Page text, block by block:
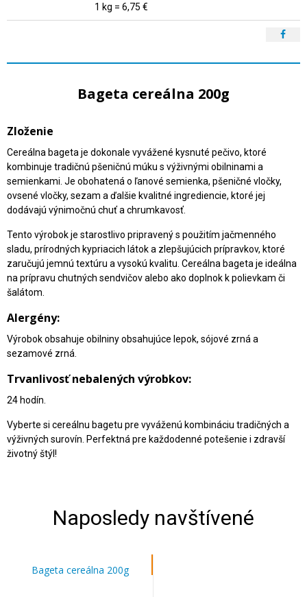
1 kg = 6,75 €
Bageta cereálna 200g
Zloženie
Cereálna bageta je dokonale vyvážené kysnuté pečivo, ktoré
kombinuje tradičnú pšeničnú múku s výživnými obilninami a
semienkami. Je obohatená o ľanové semienka, pšeničné vločky,
ovsené vločky, sezam a ďalšie kvalitné ingrediencie, ktoré jej
dodávajú výnimočnú chuť a chrumkavosť.
Tento výrobok je starostlivo pripravený s použitím jačmenného
sladu, prírodných kypriacich látok a zlepšujúcich prípravkov, ktoré
zaručujú jemnú textúru a vysokú kvalitu. Cereálna bageta je ideálna
na prípravu chutných sendvičov alebo ako doplnok k polievkam či
šalátom.
Alergény:
Výrobok obsahuje obilniny obsahujúce lepok, sójové zrná a
sezamové zrná.
Trvanlivosť nebalených výrobkov:
24 hodín.
Vyberte si cereálnu bagetu pre vyváženú kombináciu tradičných a
výživných surovín. Perfektná pre každodenné potešenie i zdravší
životný štýl!
Naposledy navštívené
Bageta cereálna 200g